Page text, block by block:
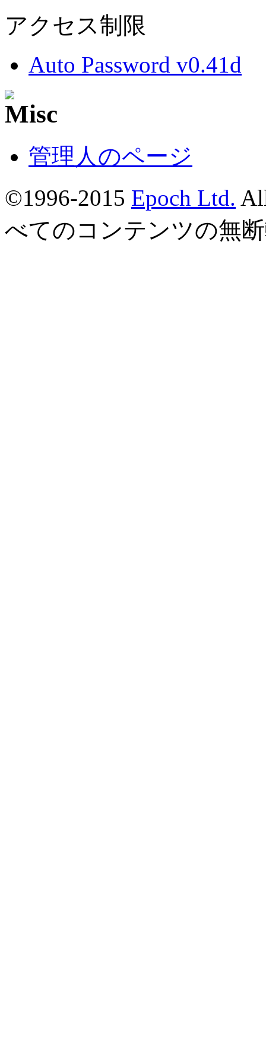
アクセス制限
Auto Password v0.41d
管理人のページ
©1996-2015 Epoch Ltd.
べてのコンテンツの無